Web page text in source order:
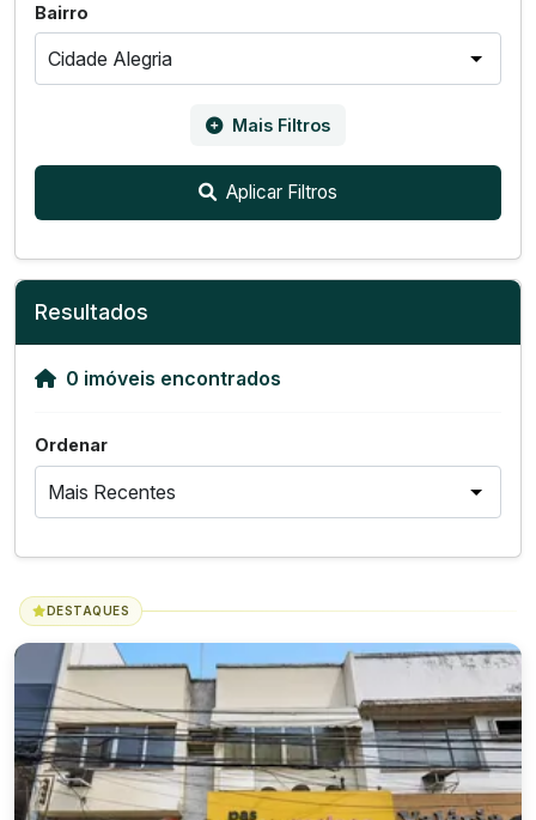
Bairro
Mais Filtros
Aplicar Filtros
Resultados
0 imóveis encontrados
Ordenar
DESTAQUES